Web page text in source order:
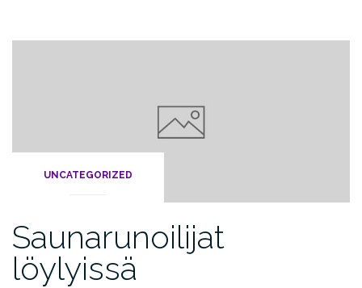
UNCATEGORIZED
Saunarunoilijat
löylyissä